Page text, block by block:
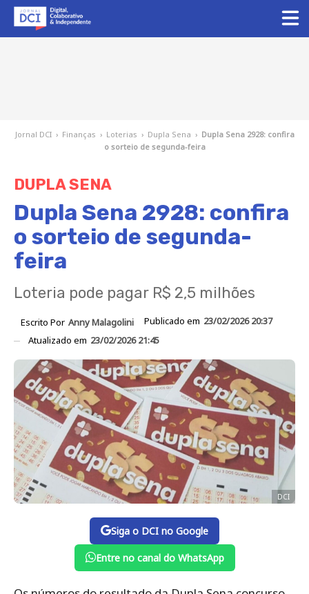
Jornal DCI › Finanças › Loterias › Dupla Sena › Dupla Sena 2928: confira
o sorteio de segunda-feira
DUPLA SENA
Dupla Sena 2928: confira
o sorteio de segunda-
feira
Loteria pode pagar R$ 2,5 milhões
Escrito Por Anny Malagolini Publicado em 23/02/2026 20:37
Atualizado em 23/02/2026 21:45
DCI
Siga o DCI no Google
Entre no canal do WhatsApp